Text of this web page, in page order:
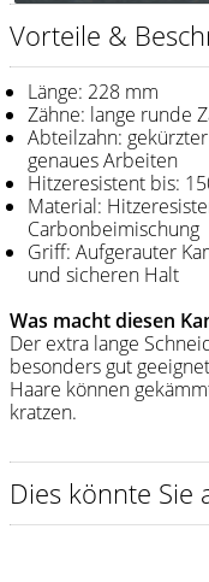
Fejic
e-kwip
Bürsten
Y.S. Park
Werkzeugtaschen
e-kwip
Joewell
Shampoo
Aromase Salon-Pro
Equipment
Sale %
(rot) Art.Nr.: 85y333r
Y.S. Park
(weiß) Art.Nr.:
Vorteile &
Länge: 228 mm
Zähne: lange runde
Abteilzahn:
genaues Arbeiten
Hitzeresistent bis:
Material:
Carbonbeimischung
Griff: Aufgerauter
und sicheren Halt
Was macht diesen
Der extra lange
besonders gut
Haare können
kratzen.
Dies könnte Sie